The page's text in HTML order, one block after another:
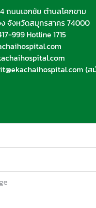
ถนนเอกชัย ตำบลโคกขาม
ง จังหวัดสมุทรสาคร 74000
999 Hotline 1715
(ส